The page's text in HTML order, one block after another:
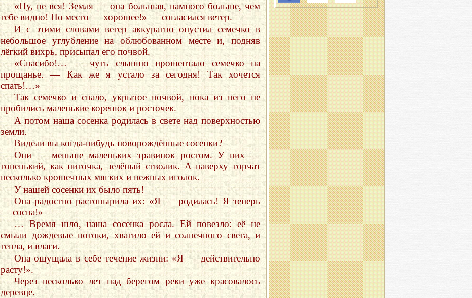
«Ну, не вся! Земля — она большая, намного больше, чем
тебе видно! Но место — хорошее!» — согласился ветер.
И с этими словами ветер аккуратно опустил семечко в
небольшое углубление на облюбованном месте и, подняв
лёгкий вихрь, присыпал его почвой.
«Спасибо!… — чуть слышно прошептало семечко на
прощанье. — Как же я устало за сегодня! Так хочется
спать!…»
Так семечко и спало, укрытое почвой, пока из него не
пробились маленькие корешок и росточек.
А потом наша сосенка родилась в свете над поверхностью
земли.
Видели вы когда-нибудь новорождённые сосенки?
Они — меньше маленьких травинок ростом. У них —
тоненький, как ниточка, зелёный стволик. А наверху торчат
несколько крошечных мягких и нежных иголок.
У нашей сосенки их было пять!
Она радостно растопырила их: «Я — родилась! Я теперь
— сосна!»
… Время шло, наша сосенка росла. Ей повезло: её не
смыли дождевые потоки, хватило ей и солнечного света, и
тепла, и влаги.
Она ощущала в себе течение жизни: «Я — действительно
расту!».
Через несколько лет над берегом реки уже красовалось
деревце.